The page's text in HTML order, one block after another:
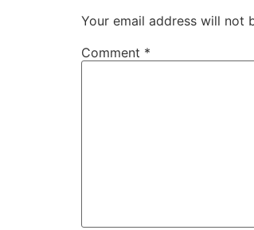
Your email address will not
Comment *